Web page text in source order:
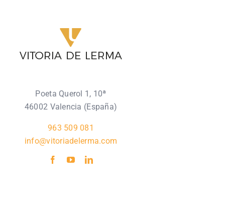
Poeta Querol 1, 10ª
46002 Valencia (España)
963 509 081
info@vitoriadelerma.com